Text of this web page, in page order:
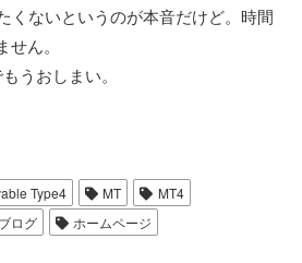
くないというのが本音だけど。時間
ん。
うおしまい。
Type4 MT
MT4
ブログ ホームページ